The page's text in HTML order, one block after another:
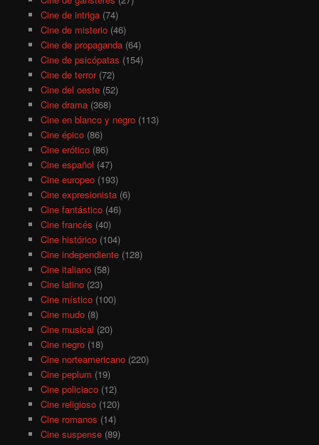
Cine de intriga(74)
Cine de misterio(46)
Cine de propaganda(64)
Cine de psicópatas (154)
Cine de terror(72)
Cine del oeste(52)
Cine drama(368)
Cine en blanco y negro(113)
Cine épico(86)
Cine erótico(86)
Cine español (47)
Cine europeo(193)
Cine expresionista(6)
Cine fantástico(46)
Cine francés (40)
Cine histórico(104)
Cine independiente(128)
Cine italiano(58)
Cine latino(23)
Cine místico(100)
Cine mudo(8)
Cine musical (20)
Cine negro(18)
Cine norteamericano(220)
Cine peplum (19)
Cine policiaco(12)
Cine religioso(120)
Cine romanos (14)
Cine suspense(89)